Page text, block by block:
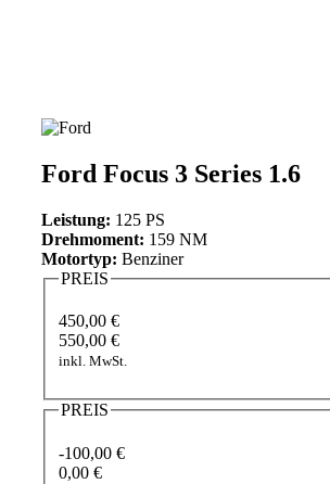
Ford Focus 3 Series 1.6
Leistung: 125 PS
Drehmoment: 159 NM
Motortyp: Benziner
PREIS
450,00 €
550,00 €
inkl. MwSt.
PREIS
-100,00 €
0,00 €